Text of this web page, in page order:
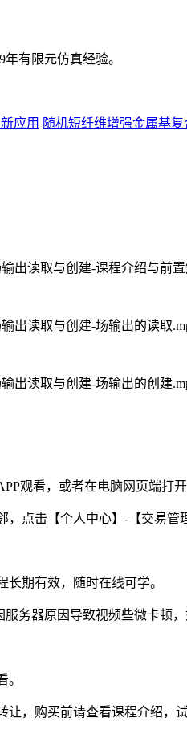
有限元仿真经验。
应用 随机短纤维增强金属基
出读取与创建-课程介绍与前
出读取与创建-场输出的读取
出读取与创建-场输出的创建
观看，或者在电脑网页端打
点击【个人中心】-【交易管
期有效，随时在线可学。
务器原因导致视频些微卡顿
。
，购买前请查看课程介绍，